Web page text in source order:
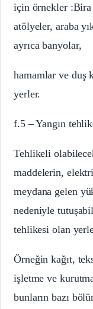
için örnekler :Bira
atölyeler, araba
ayrıca banyolar,
hamamlar ve duş
yerler.
f.5 – Yangın
Tehlikeli
maddelerin,
meydana gelen
nedeniyle
tehlikesi olan
Örneğin kağıt,
işletme ve
bunların bazı